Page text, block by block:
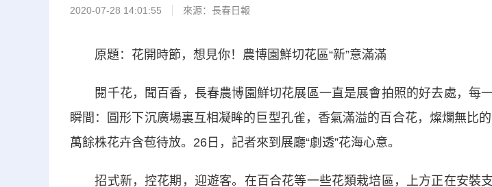
2020-07-28 14:01:55 來源： 長春日報
原題：花開時節，想見你！農博園鮮切花區“新”意滿滿
閱千花，聞百香，長春農博園鮮切花展區一直是展會拍照的好去處，每
瞬間：圓形下沉廣場裏互相凝眸的巨型孔雀，香氣滿溢的百合花，燦爛無
萬餘株花卉含苞待放。26日，記者來到展廳“劇透”花海心意。
招式新，控花期，迎遊客。在百合花等一些花類栽培區，上方正在安裝